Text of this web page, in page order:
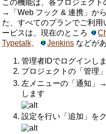
この機能は、各プロジェクト
→「Web フック & 連携」か
た、すべてのプランでご利
ービスは、現在のところ
Typetalk
Jenkins などが
管理者IDでログインし
プロジェクトの「管理
左メニューの「通知」
します
設定を行い「追加」を